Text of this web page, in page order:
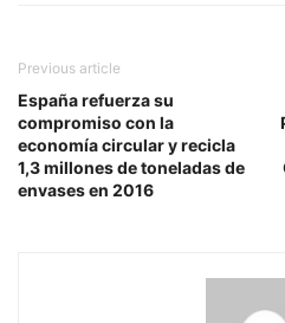
Previous article
España refuerza su
compromiso con la
economía circular y recicla
1,3 millones de toneladas de
envases en 2016